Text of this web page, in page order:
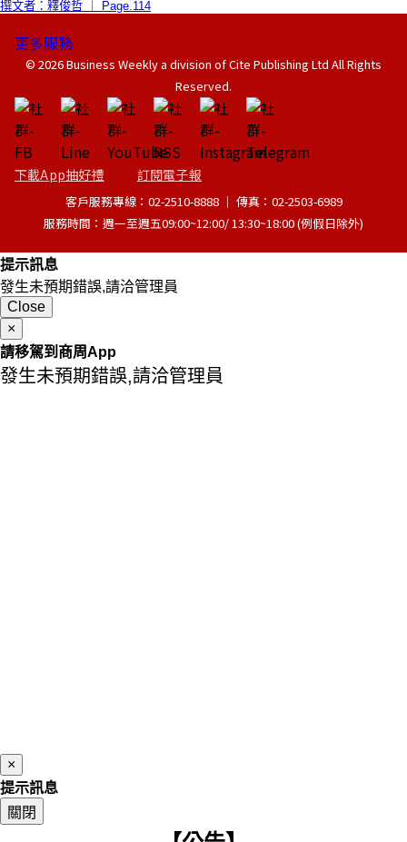
撰文者：釋俊哲 ｜ Page.114
更多服務
© 2026 Business Weekly a division of Cite Publishing Ltd All Rights
Reserved.
下載App抽好禮 訂閱電子報
客戶服務專線：02-2510-8888 │ 傳真：02-2503-6989
服務時間：週一至週五09:00~12:00/ 13:30~18:00 (例假日除外)
提示訊息
發生未預期錯誤,請洽管理員
Close
×
請移駕到商周App
發生未預期錯誤,請洽管理員
×
提示訊息
關閉